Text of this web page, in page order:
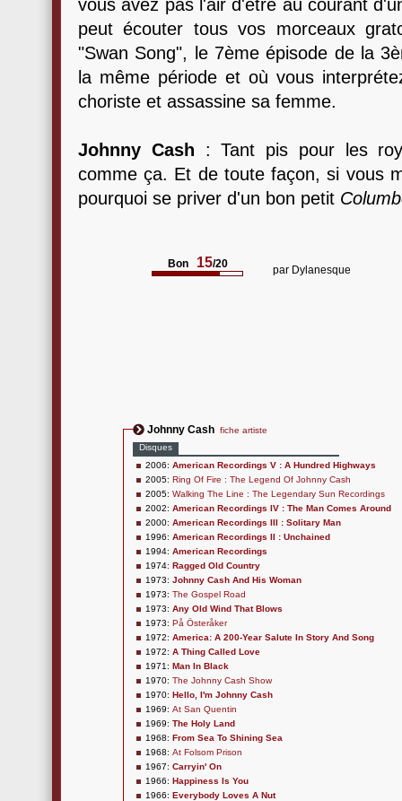
vous avez pas l'air d'être au courant
peut écouter tous vos morceaux
"Swan Song", le 7ème épisode de la
la même période et où vous
choriste et assassine sa femme.
Johnny Cash : Tant pis pour les
comme ça. Et de toute façon, si vous
pourquoi se priver d'un bon petit
Bon 15/20 par Dylanesque
Johnny Cash fiche artiste
Disques
2006: American Recordings V : A Hundred Highways
2005: Ring Of Fire : The Legend Of Johnny Cash
2005: Walking The Line : The Legendary Sun Recordings
2002: American Recordings IV : The Man Comes Around
2000: American Recordings III : Solitary Man
1996: American Recordings II : Unchained
1994: American Recordings
1974: Ragged Old Country
1973: Johnny Cash And His Woman
1973: The Gospel Road
1973: Any Old Wind That Blows
1973: På Österåker
1972: America: A 200-Year Salute In Story And Song
1972: A Thing Called Love
1971: Man In Black
1970: The Johnny Cash Show
1970: Hello, I'm Johnny Cash
1969: At San Quentin
1969: The Holy Land
1968: From Sea To Shining Sea
1968: At Folsom Prison
1967: Carryin' On
1966: Happiness Is You
1966: Everybody Loves A Nut